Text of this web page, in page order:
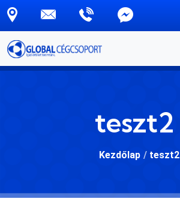
Skip to main content
teszt2
Kezdőlap / teszt2